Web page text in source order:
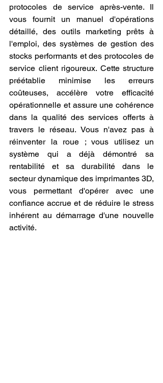
protocoles de service après-vente. Il
vous fournit un manuel d'opérations
détaillé, des outils marketing prêts à
l'emploi, des systèmes de gestion des
stocks performants et des protocoles de
service client rigoureux. Cette structure
préétablie minimise les erreurs
coûteuses, accélère votre efficacité
opérationnelle et assure une cohérence
dans la qualité des services offerts à
travers le réseau. Vous n'avez pas à
réinventer la roue ; vous utilisez un
système qui a déjà démontré sa
rentabilité et sa durabilité dans le
secteur dynamique des imprimantes 3D,
vous permettant d'opérer avec une
confiance accrue et de réduire le stress
inhérent au démarrage d'une nouvelle
activité.